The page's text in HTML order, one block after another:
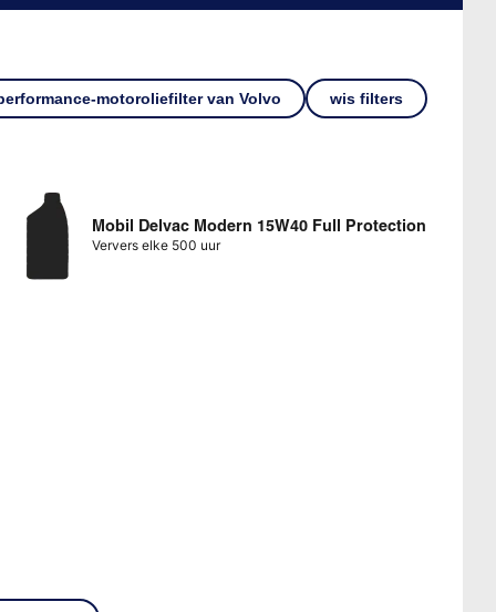
motoroliefilter van Volvo wis filters
Mobil Delvac Modern 15W40 Full Protection
Ververs elke 500 uur